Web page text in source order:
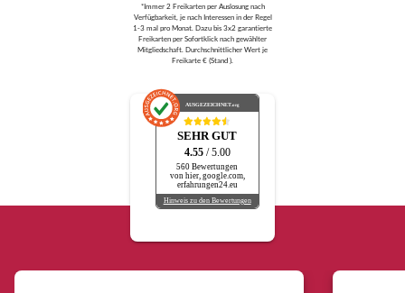
*Immer 2 Freikarten per Auslosung nach
Verfügbarkeit, je nach Interessen in der Regel
1-3 mal pro Monat. Dazu bis 3x2 garantierte
Freikarten per Sofortklick nach gewählter
Mitgliedschaft. Durchschnittlicher Wert je
Freikarte € (Stand ).
AUSGEZEICHNET.org
SEHR GUT
4.55 / 5.00
560 Bewertungen
von hier, google.com,
erfahrungen24.eu
Hinweis zu den Bewertungen